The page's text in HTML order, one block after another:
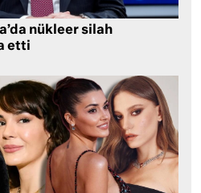
nükleer silah
etti